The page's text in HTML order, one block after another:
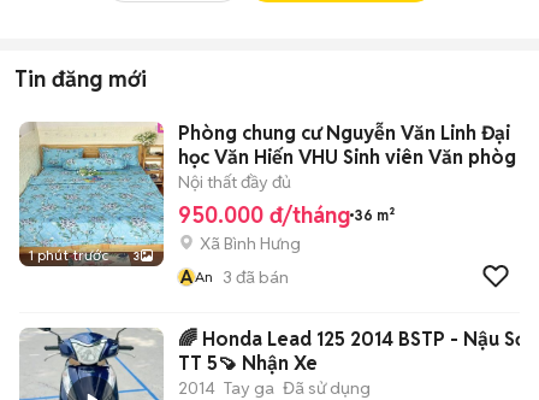
Tin đăng mới
1 phút trước 3
Phòng chung cư Nguyễn Văn Linh Đại
học Văn Hiến VHU Sinh viên Văn phòg
Nội thất đầy đủ
950.000 đ/tháng 36 m²
Xã Bình Hưng
AAn 3 đã bán
🌈 Honda Lead 125 2014 BSTP - Nậu Sớ
TT 5🍠 Nhận Xe
2014 Tay ga Đã sử dụng